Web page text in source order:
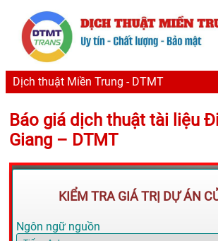
Dịch thuật Miền Trung - DTMT
Báo giá dịch thuật tài liệu
Giang – DTMT
KIỂM TRA GIÁ TRỊ DỰ ÁN
Ngôn ngữ nguồn